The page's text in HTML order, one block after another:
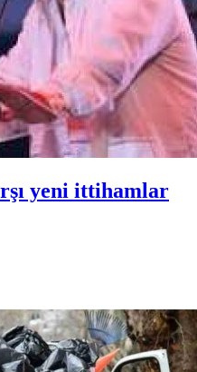
yeni ittihamlar